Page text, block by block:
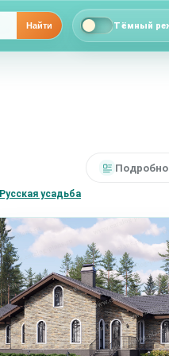
Найти Тёмный
Подробно
Русская усадьба